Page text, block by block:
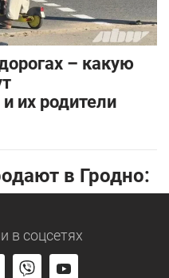
– какую
их родители
в Гродно:
в соцсетях